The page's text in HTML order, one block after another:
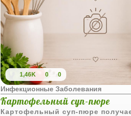
1,46K 0 0
Инфекционные Заболевания
Картофельный суп-пюре
Картофельный суп-пюре